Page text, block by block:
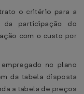
o critério para a
participação do
com o custo por
no plano
da tabela disposta
a tabela de preços